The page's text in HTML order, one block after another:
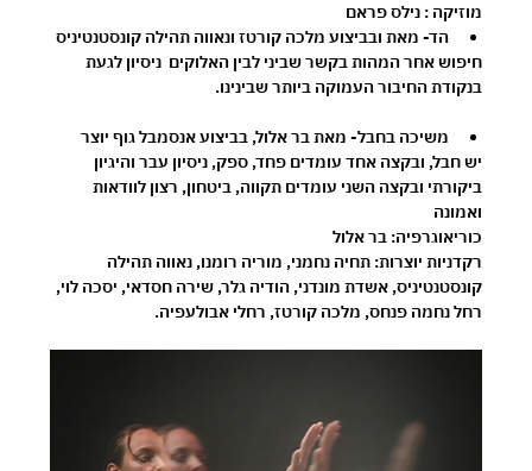
מוזיקה : נילס פראם
הד- מאת ובביצוע מלכה קורטז ונאווה תהילה קונסטנטיניס
חיפוש אחר המהות בקשר שביני לבין האלוקים  ניסיון לגעת
בנקודת החיבור העמוקה ביותר שבינינו.
משיכה בחבל- מאת בר אלול, בביצוע אנסמבל גוף יוצר
יש חבל, ובקצה אחד עומדים פחד, ספק, ניסיון עבר והיגיון
ביקורתי ובקצה השני עומדים תקווה, ביטחון, רצון לוודאות
ואמונה
כוריאוגרפיה: בר אלול
רקדניות יוצרות: תחיה נחמני, מוריה רומנו, נאווה תהילה
קונסטנטיניס, אשדת מונדני, הודיה גלר, שירה חסדאי, יסכה לוי,
רחל נחמה פנחס, מלכה קורטז, רחלי אבולעפיה.